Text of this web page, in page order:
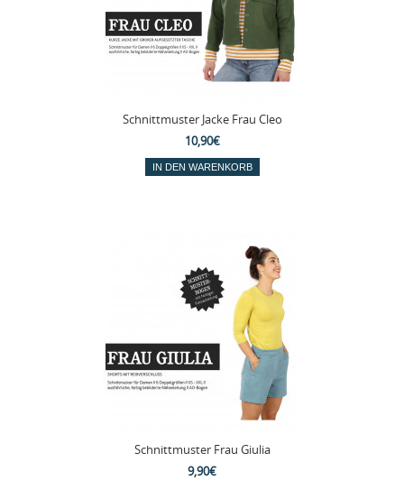
Schnittmuster Jacke Frau Cleo
10,90€
Schnittmuster Frau Giulia
9,90€